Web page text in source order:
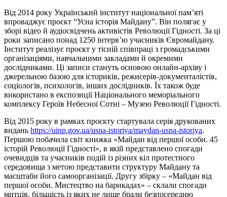
Від 2014 року Український інститут національної пам’яті
впроваджує проєкт “Усна історія Майдану”. Він полягає у
зборі відео й аудіосвідчень активістів Революції Гідності. За ці
роки записано понад 1250 інтерв’ю учасників Євромайдану.
Інститут реалізує проєкт у тісній співпраці з громадськими
організаціями, навчальними закладами й окремими
дослідниками. Ці записи стануть основою онлайн-архіву і
джерельною базою для істориків, режисерів-документалістів,
соціологів, психологів, інших дослідників. Їх також буде
використано в експозиції Національного меморіального
комплексу Героїв Небесної Сотні – Музею Революції Гідності.
Від 2015 року в рамках проєкту стартувала серія друкованих
видань https://uinp.gov.ua/usna-istoriya/maydan-usna-istoriya.
Першою побачила світ книжка «Майдан від першої особи. 45
історій Революції Гідності», в якій представлено спогади
очевидців та учасників подій із різних кіл протестного
середовища з метою представити структуру Майдану та
масштаби його самоорганізації. Другу збірку – «Майдан від
першої особи. Мистецтво на барикадах» – склали спогади
митців, більшість із яких не лише брали безпосередню